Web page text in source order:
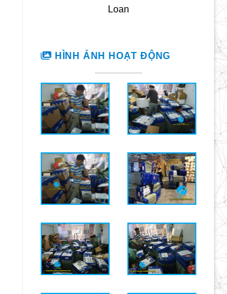
Loan
HÌNH ẢNH HOẠT ĐỘNG